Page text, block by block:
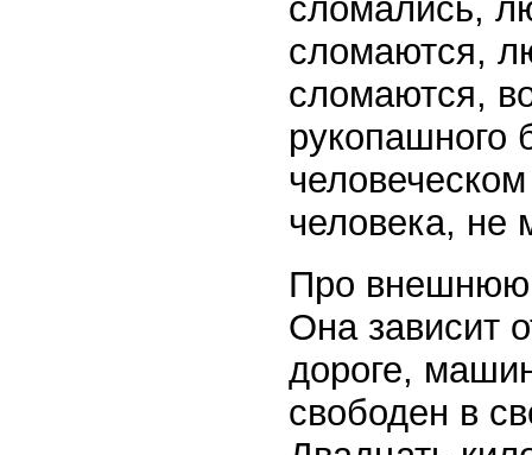
сломались,
сломаются,
сломаются,
рукопашного
человека, не
Про внешнюю
Она зависит
дороге,
свободен в